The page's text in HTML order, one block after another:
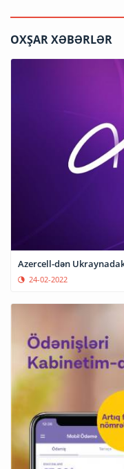
OXŞAR XƏBƏRLƏR
Azercell-dən
24-02-2022